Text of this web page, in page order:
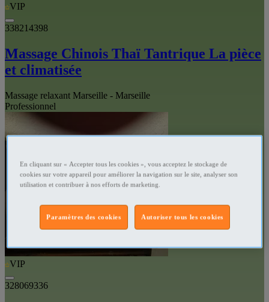
VIP
338214398
Massage Chinois Thaï Tantrique La pièce
et climatisée
Massage relaxant Marseille - Marseille
Professionnel
VIP
328069336
En cliquant sur « Accepter tous les cookies », vous acceptez le stockage de
cookies sur votre appareil pour améliorer la navigation sur le site, analyser son
utilisation et contribuer à nos efforts de marketing.
Autoriser tous les cookies
Paramètres des cookies